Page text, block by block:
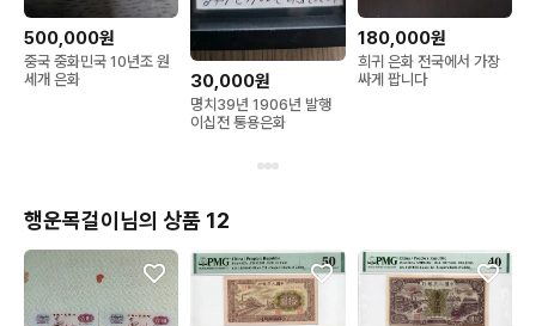
500,000원
중국 중화민국 10년조 원
세개 은화
30,000원
명치39년 1906년 발행
이십전 통용은화
180,000원
희귀 은화 전국에서 가장
싸게 팝니다
행운목걸이님의 상품 12